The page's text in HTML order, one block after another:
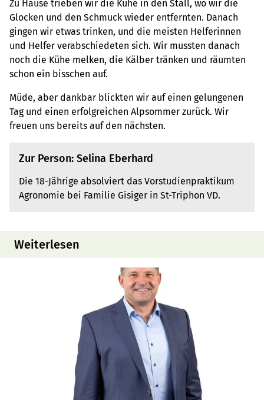
Zu Hause trieben wir die Kühe in den Stall, wo wir die
Glocken und den Schmuck wieder entfernten. Danach
gingen wir etwas trinken, und die meisten Helferinnen
und Helfer verabschiedeten sich. Wir mussten danach
noch die Kühe melken, die Kälber tränken und räumten
schon ein bisschen auf.
Müde, aber dankbar blickten wir auf einen gelungenen
Tag und einen erfolgreichen Alpsommer zurück. Wir
freuen uns bereits auf den nächsten.
Zur Person: Selina Eberhard
Die 18-Jährige absolviert das Vorstudienpraktikum
Agronomie bei Familie Gisiger in St-Triphon VD.
Weiterlesen